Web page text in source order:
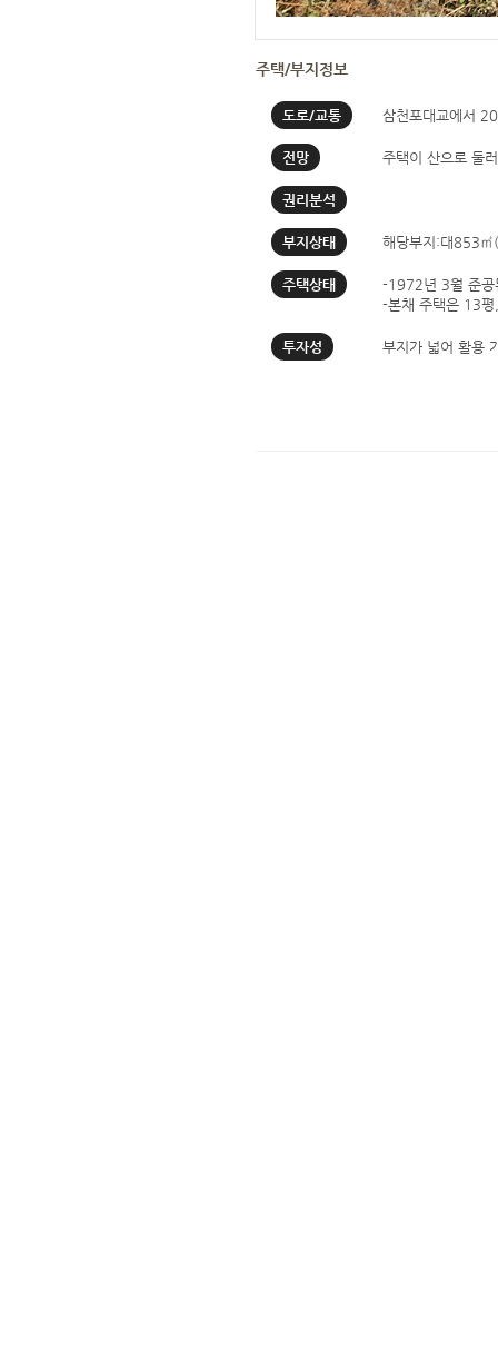
주택/부지정보
도로/교통 삼천포대교에서
전망 주택이 산으로 둘
권리분석
부지상태 해당부지:대853
주택상태
-1972년 3월 준공
-본채 주택은 13평
투자성 부지가 넓어 활용